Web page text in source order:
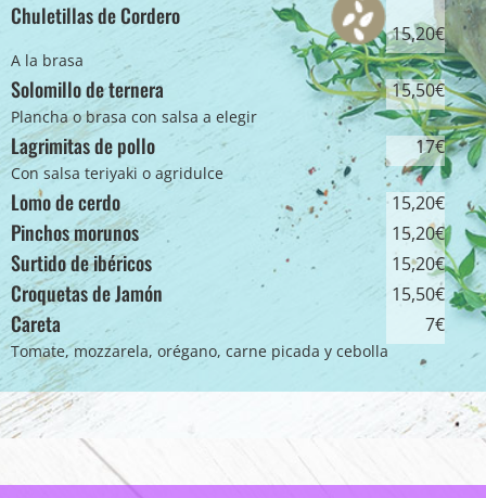
Chuletillas de Cordero
15,20€
A la brasa
Solomillo de ternera 15,50€
Plancha o brasa con salsa a elegir
Lagrimitas de pollo 17€
Con salsa teriyaki o agridulce
Lomo de cerdo 15,20€
Pinchos morunos 15,20€
Surtido de ibéricos 15,20€
Croquetas de Jamón 15,50€
Careta 7€
Tomate, mozzarela, orégano, carne picada y cebolla